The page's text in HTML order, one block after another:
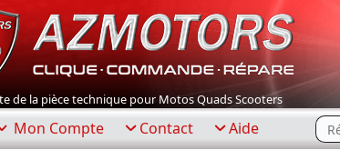
de la pièce technique pour Motos Quads Scooters
Mon Compte Contact Aide